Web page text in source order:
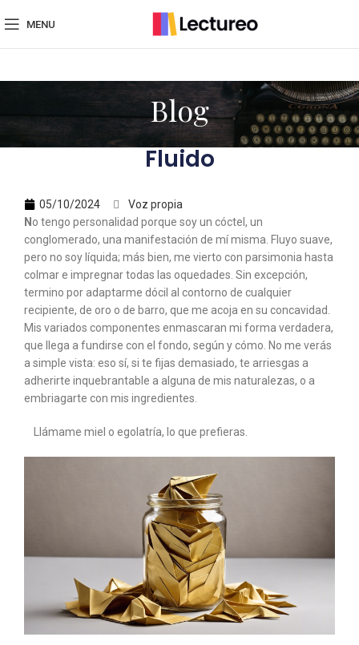
MENU
Blog
Fluido
05/10/2024
Voz propia
N o tengo personalidad porque soy un cóctel, un
conglomerado, una manifestación de mí misma. Fluyo suave,
pero no soy líquida; más bien, me vierto con parsimonia hasta
colmar e impregnar todas las oquedades. Sin excepción,
termino por adaptarme dócil al contorno de cualquier
recipiente, de oro o de barro, que me acoja en su concavidad.
Mis variados componentes enmascaran mi forma verdadera,
que llega a fundirse con el fondo, según y cómo. No me verás
a simple vista: eso sí, si te fijas demasiado, te arriesgas a
adherirte inquebrantable a alguna de mis naturalezas, o a
embriagarte con mis ingredientes.
Llámame miel o egolatría, lo que prefieras.